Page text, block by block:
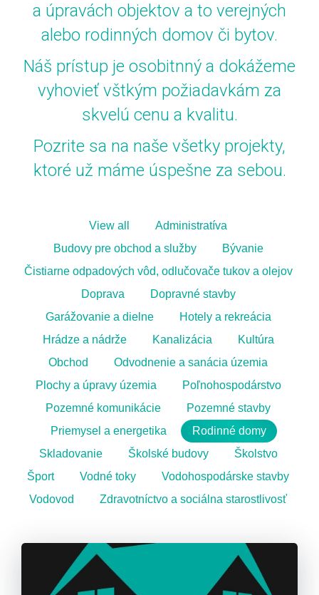
a úpravách objektov a to verejných
alebo rodinných domov či bytov.
Náš prístup je osobitnný a dokážeme
vyhovieť vštkým požiadavkám za
skvelú cenu a kvalitu.
Pozrite sa na naše všetky projekty,
ktoré už máme úspešne za sebou.
View all
Administratíva
Budovy pre obchod a služby
Bývanie
Čistiarne odpadových vôd, odlučovače tukov a olejov
Doprava
Dopravné stavby
Garážovanie a dielne
Hotely a rekreácia
Hrádze a nádrže
Kanalizácia
Kultúra
Obchod
Odvodnenie a sanácia územia
Plochy a úpravy územia
Poľnohospodárstvo
Pozemné komunikácie
Pozemné stavby
Priemysel a energetika
Rodinné domy
Skladovanie
Školské budovy
Školstvo
Šport
Vodné toky
Vodohospodárske stavby
Vodovod
Zdravotníctvo a sociálna starostlivosť